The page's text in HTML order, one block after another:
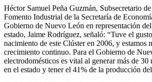
Héctor Samuel Peña Guzmán, Subsecretario
Fomento Industrial de la Secretaría de
Gobierno de Nuevo León en representación
estado, Jaime Rodríguez, señaló: “Tuve el
nacimiento de este Clúster en 2006, y estamos
crecimiento continuo. Para el Gobierno de
electrodomésticos es vital al generar más de
en el estado y tener el 41% de la producción